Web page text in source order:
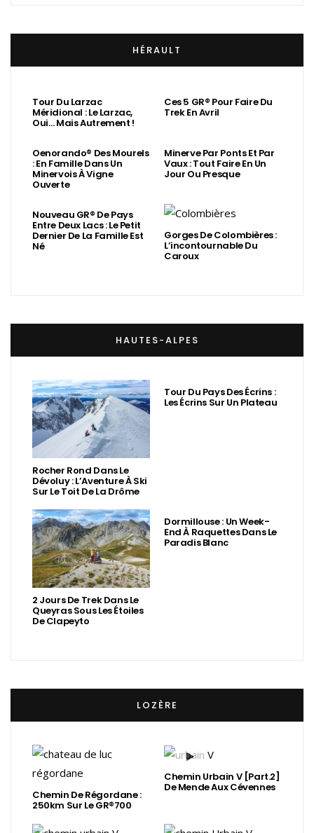
HÉRAULT
Tour Du Larzac
Méridional : Le Larzac,
Oui… Mais Autrement !
Ces 5 GR® Pour Faire Du
Trek En Avril
Oenorando® Des Mourels
: En Famille Dans Un
Minervois À Vigne
Ouverte
Minerve Par Ponts Et Par
Vaux : Tout Faire En Un
Jour Ou Presque
Nouveau GR® De Pays
Entre Deux Lacs : Le Petit
Dernier De La Famille Est
Né
Gorges De Colombières :
L’incontournable Du
Caroux
HAUTES-ALPES
Rocher Rond Dans Le
Dévoluy : L’Aventure À Ski
Sur Le Toit De La Drôme
Tour Du Pays Des Écrins :
Les Écrins Sur Un Plateau
2 Jours De Trek Dans Le
Queyras Sous Les Étoiles
De Clapeyto
Dormillouse : Un Week-
End À Raquettes Dans Le
Paradis Blanc
LOZÈRE
Chemin De Régordane :
250km Sur Le GR®700
Chemin Urbain V [Part.2]
De Mende Aux Cévennes